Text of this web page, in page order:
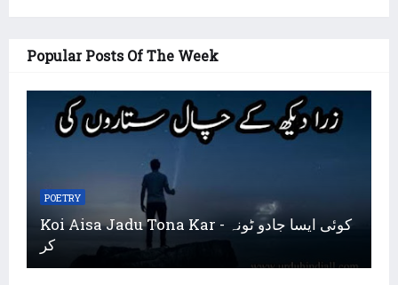
Popular Posts Of The Week
POETRY
Koi Aisa Jadu Tona Kar - کوئی ایسا جادو ٹونہ
کر